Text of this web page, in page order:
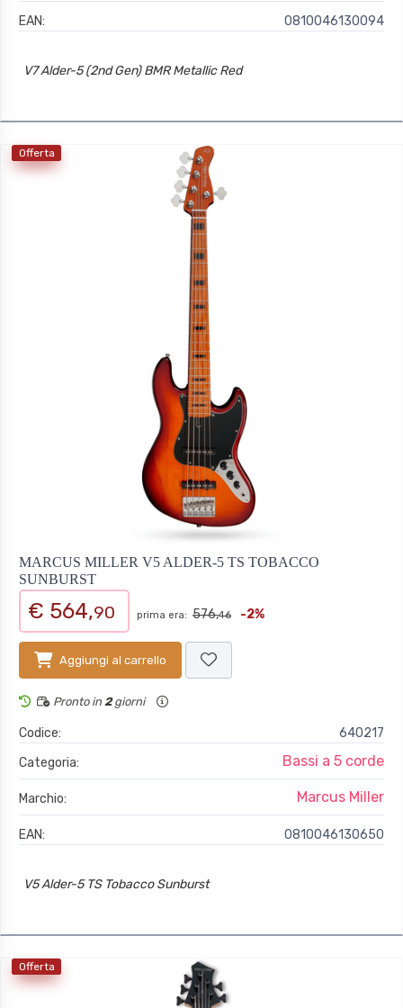
EAN: 0810046130094
V7 Alder-5 (2nd Gen) BMR Metallic Red
Offerta
MARCUS MILLER V5 ALDER-5 TS TOBACCO
SUNBURST
€ 564,90 prima era: 576,46 -2%
Aggiungi al carrello
Pronto in 2giorni
Codice:
640217
Categoria:
Bassi a 5 corde
Marchio: Marcus Miller
EAN: 0810046130650
V5 Alder-5 TS Tobacco Sunburst
Offerta